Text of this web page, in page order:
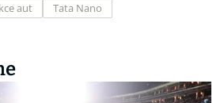
aut Tata Nano